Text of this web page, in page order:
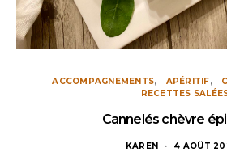
ACCOMPAGNEMENTS APÉRITIF
RECETTES
Cannelés chèvre
KAREN 4 AOÛT